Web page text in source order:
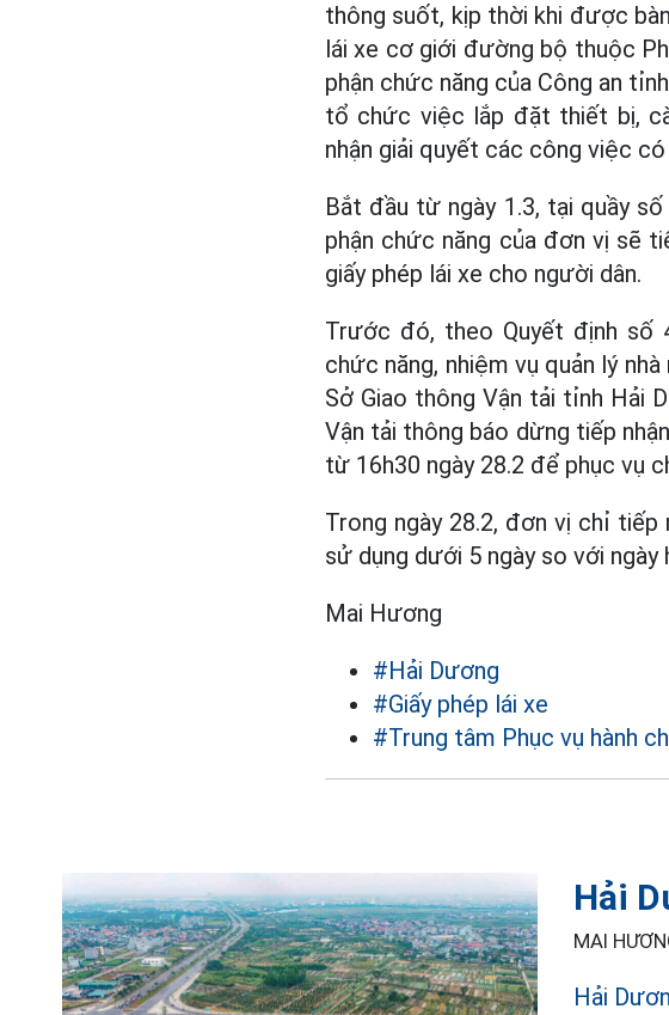
thông suốt, kịp thời khi được
lái xe cơ giới đường bộ thuộc
phận chức năng của Công an
tổ chức việc lắp đặt thiết bị,
nhận giải quyết các công việc
Bắt đầu từ ngày 1.3, tại quầy
phận chức năng của đơn vị sẽ
giấy phép lái xe cho người dân.
Trước đó, theo Quyết định số
chức năng, nhiệm vụ quản lý
Sở Giao thông Vận tải tỉnh Hải
Vận tải thông báo dừng tiếp
từ 16h30 ngày 28.2 để phục vụ
Trong ngày 28.2, đơn vị chỉ
sử dụng dưới 5 ngày so với
Mai Hương
#Hải Dương
#Giấy phép lái xe
#Trung tâm Phục vụ hành
Hải
MAI
Hải